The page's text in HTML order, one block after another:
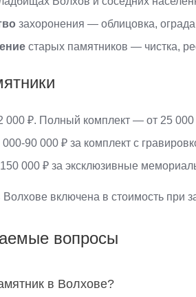
захоронения — облицовка,
старых памятников — чистка,
000 ₽. Полный комплект — от 25 000
90 000 ₽ за комплект с
000 ₽ за эксклюзивные
включена в стоимость при
вопросы
в Волхове?